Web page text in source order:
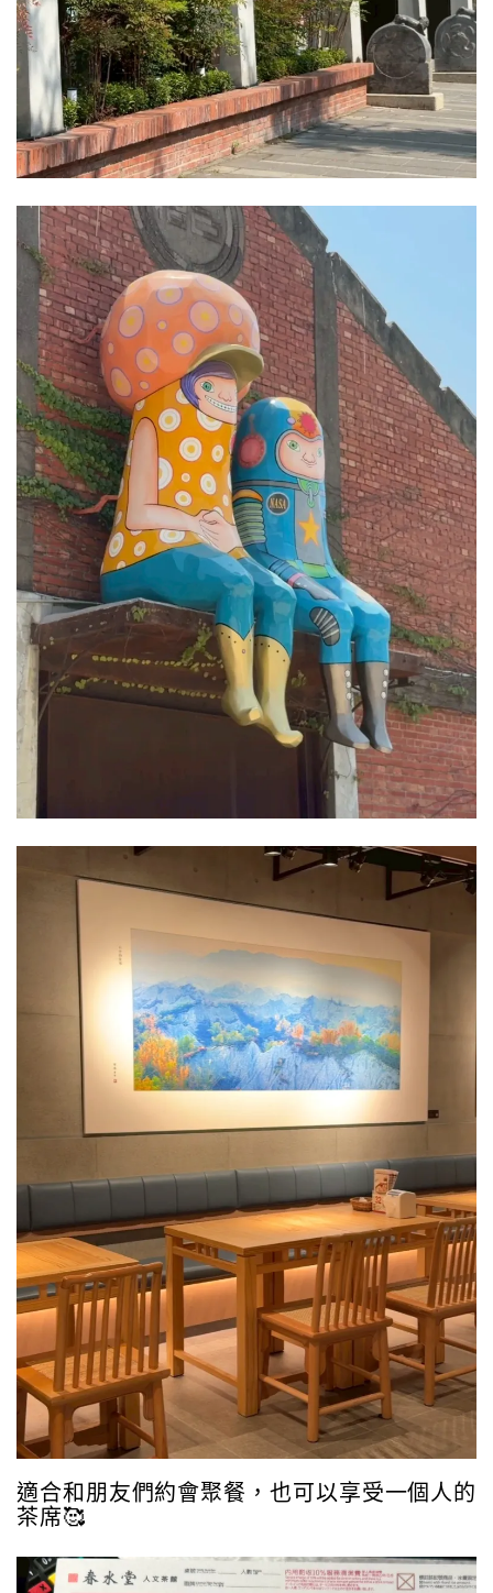
適合和朋友們約會聚餐，也可以享受一個人的
茶席🥰